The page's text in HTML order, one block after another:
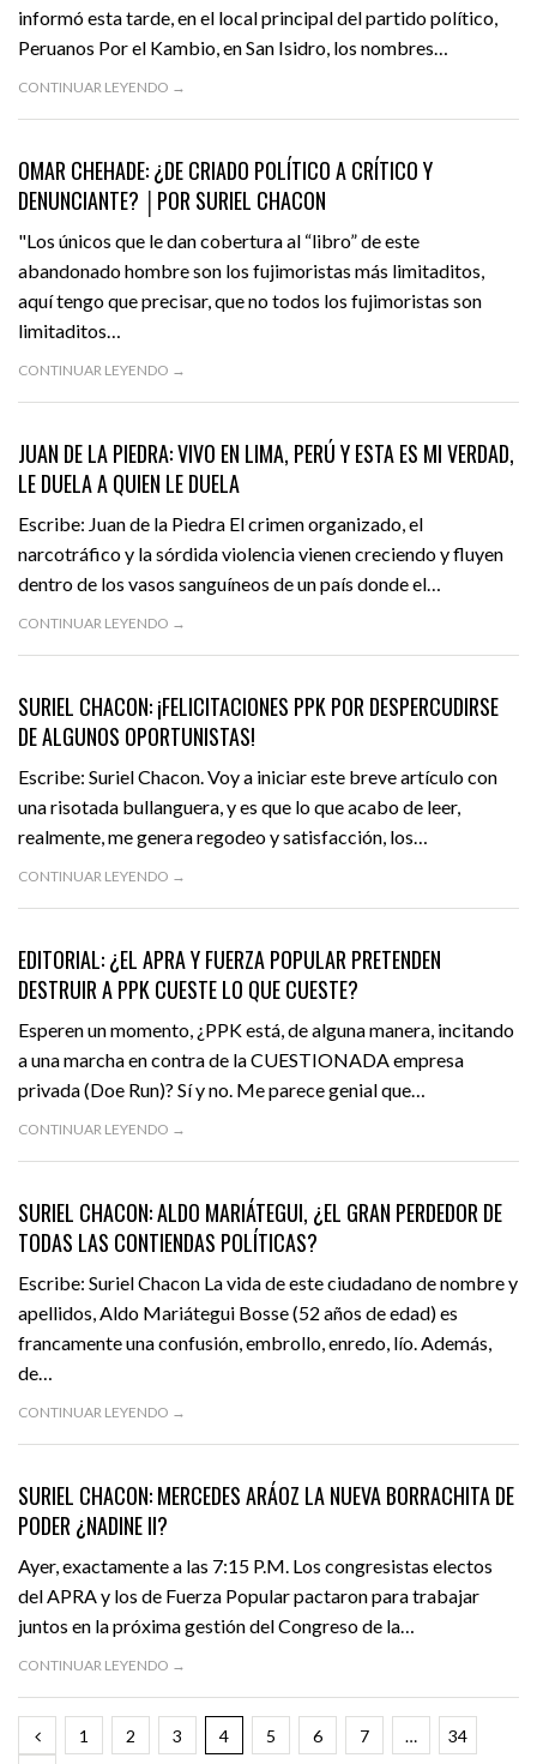
informó esta tarde, en el local principal del partido político,
Peruanos Por el Kambio, en San Isidro, los nombres…
CONTINUAR LEYENDO →
JULIO 15, 2016
OMAR CHEHADE: ¿DE CRIADO POLÍTICO A CRÍTICO Y
DENUNCIANTE? │POR SURIEL CHACON
"Los únicos que le dan cobertura al “libro” de este
abandonado hombre son los fujimoristas más limitaditos,
aquí tengo que precisar, que no todos los fujimoristas son
limitaditos…
CONTINUAR LEYENDO →
JULIO 13, 2016
JUAN DE LA PIEDRA: VIVO EN LIMA, PERÚ Y ESTA ES MI VERDAD,
LE DUELA A QUIEN LE DUELA
Escribe: Juan de la Piedra El crimen organizado, el
narcotráfico y la sórdida violencia vienen creciendo y fluyen
dentro de los vasos sanguíneos de un país donde el…
CONTINUAR LEYENDO →
JULIO 9, 2016
SURIEL CHACON: ¡FELICITACIONES PPK POR DESPERCUDIRSE
DE ALGUNOS OPORTUNISTAS!
Escribe: Suriel Chacon. Voy a iniciar este breve artículo con
una risotada bullanguera, y es que lo que acabo de leer,
realmente, me genera regodeo y satisfacción, los…
CONTINUAR LEYENDO →
JULIO 8, 2016
EDITORIAL: ¿EL APRA Y FUERZA POPULAR PRETENDEN
DESTRUIR A PPK CUESTE LO QUE CUESTE?
Esperen un momento, ¿PPK está, de alguna manera, incitando
a una marcha en contra de la CUESTIONADA empresa
privada (Doe Run)? Sí y no. Me parece genial que…
CONTINUAR LEYENDO →
JULIO 7, 2016
SURIEL CHACON: ALDO MARIÁTEGUI, ¿EL GRAN PERDEDOR DE
TODAS LAS CONTIENDAS POLÍTICAS?
Escribe: Suriel Chacon La vida de este ciudadano de nombre y
apellidos, Aldo Mariátegui Bosse (52 años de edad) es
francamente una confusión, embrollo, enredo, lío. Además,
de…
CONTINUAR LEYENDO →
JULIO 4, 2016
SURIEL CHACON: MERCEDES ARÁOZ LA NUEVA BORRACHITA DE
PODER ¿NADINE II?
Ayer, exactamente a las 7:15 P.M. Los congresistas electos
del APRA y los de Fuerza Popular pactaron para trabajar
juntos en la próxima gestión del Congreso de la…
CONTINUAR LEYENDO →
1 2 3 4 5 6 7 … 34